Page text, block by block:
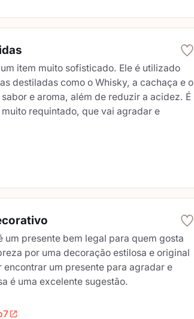
item muito sofisticado. Ele é utilizado
destiladas como o Whisky, a cachaça e o
e aroma, além de reduzir a acidez. É
requintado, que vai agradar e
um presente bem legal para quem gosta
por uma decoração estilosa e original
encontrar um presente para agradar e
é uma excelente sugestão.